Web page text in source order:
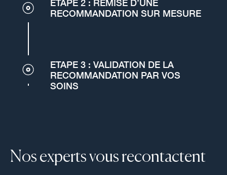
ETAPE 2 : REMISE D’UNE
RECOMMANDATION SUR MESURE
ETAPE 3 : VALIDATION DE LA
RECOMMANDATION PAR VOS
SOINS
Nos experts vous recontactent